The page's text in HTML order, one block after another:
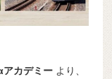
アカデミー より、